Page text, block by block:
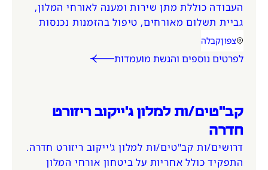
העבודה כוללת מתן שירות ומענה לאורחי המלון,
גביית תשלום מאורחים, טיפול בהזמנות נכנסות
ועוד. עבודה במשמרות בוקר/ערב/לילה (כולל
שבתות וחגים). המשרה מיועדת לנשים ולגברים
כאחד.
אזור המשרה
צפוןקטגוריית משרה
קבלה
לפרטים נוספים והגשת מועמדות
קב"טים/ות למלון ג'ייקוב ריזורט
חדרה
דרושים/ות קב"טים/ות למלון ג'ייקוב ריזורט חדרה.
התפקיד כולל אחריות על ביטחון אורחי המלון